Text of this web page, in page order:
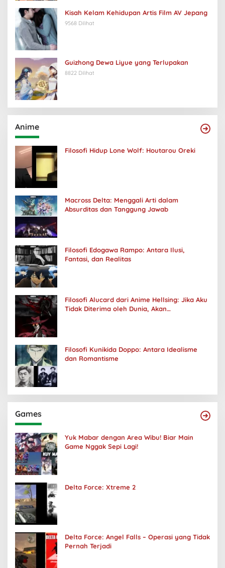
Kisah Kelam Kehidupan Artis Film AV Jepang
9568 Dilihat
Guizhong Dewa Liyue yang Terlupakan
8822 Dilihat
Anime
Filosofi Hidup Lone Wolf: Houtarou Oreki
Macross Delta: Menggali Arti dalam
Absurditas dan Tanggung Jawab
Filosofi Edogawa Rampo: Antara Ilusi,
Fantasi, dan Realitas
Filosofi Alucard dari Anime Hellsing: Jika Aku
Tidak Diterima oleh Dunia, Akan
Filosofi Kunikida Doppo: Antara Idealisme
dan Romantisme
Games
Yuk Mabar dengan Area Wibu! Biar Main
Game Nggak Sepi Lagi!
Delta Force: Xtreme 2
Delta Force: Angel Falls – Operasi yang Tidak
Pernah Terjadi